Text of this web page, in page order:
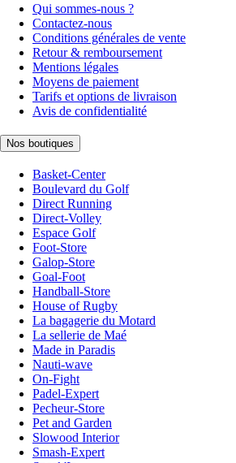
Qui sommes-nous ?
Contactez-nous
Conditions générales de vente
Retour & remboursement
Mentions légales
Moyens de paiement
Tarifs et options de livraison
Avis de confidentialité
Nos boutiques
Basket-Center
Boulevard du Golf
Direct Running
Direct-Volley
Espace Golf
Foot-Store
Galop-Store
Goal-Foot
Handball-Store
House of Rugby
La bagagerie du Motard
La sellerie de Maé
Made in Paradis
Nauti-wave
On-Fight
Padel-Expert
Pecheur-Store
Pet and Garden
Slowood Interior
Smash-Expert